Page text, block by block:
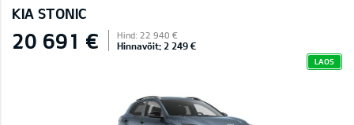
KIA STONIC
20 691 € Hind: 22 940 €
Hinnavõit: 2 249 €
LAOS